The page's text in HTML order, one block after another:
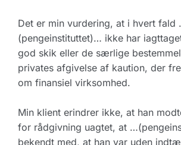
Det er min vurdering, at i hvert fald
(pengeinstituttet)… ikke har
god skik eller de særlige
privates afgivelse af kaution, der
om finansiel virksomhed.
Min klient erindrer ikke, at han
for rådgivning uagtet, at
bekendt med, at han var uden